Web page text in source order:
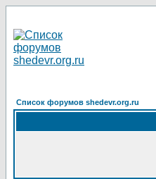
Список форумов shedevr.org.ru